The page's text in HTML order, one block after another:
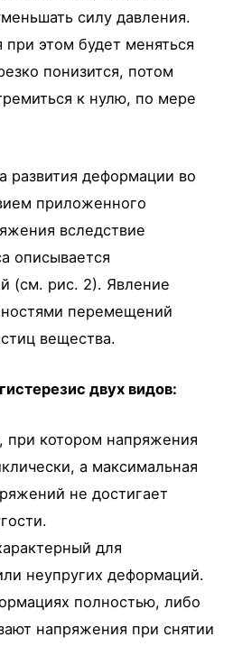
силу давления.
этом будет меняться
понизится, потом
к нулю, по мере
развития деформации во
приложенного
вследствие
описывается
(см. рис. 2). Явление
перемещений
вещества.
двух видов:
при котором напряжения
а максимальная
не достигает
для
неупругих деформаций.
полностью, либо
напряжения при снятии